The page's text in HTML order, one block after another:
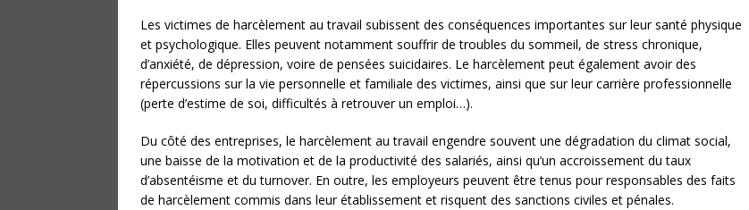
Les victimes de harcèlement au travail subissent des conséquences importantes sur leur santé physique
et psychologique. Elles peuvent notamment souffrir de troubles du sommeil, de stress chronique,
d’anxiété, de dépression, voire de pensées suicidaires. Le harcèlement peut également avoir des
répercussions sur la vie personnelle et familiale des victimes, ainsi que sur leur carrière professionnelle
(perte d’estime de soi, difficultés à retrouver un emploi…).
Du côté des entreprises, le harcèlement au travail engendre souvent une dégradation du climat social,
une baisse de la motivation et de la productivité des salariés, ainsi qu’un accroissement du taux
d’absentéisme et du turnover. En outre, les employeurs peuvent être tenus pour responsables des faits
de harcèlement commis dans leur établissement et risquent des sanctions civiles et pénales.